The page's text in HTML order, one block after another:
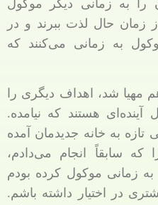
را به زمانی دیگر موکول
زمان حال لذت ببرند و در
به زمانی می‌کنند که
شد، اهداف دیگری را
آینده‌ای هستند که نیامده.
به خانه جدیدمان آمده
که سابقاً انجام می‌دادم،
زمانی موکول کرده بودم
در اختیار داشته باشم.